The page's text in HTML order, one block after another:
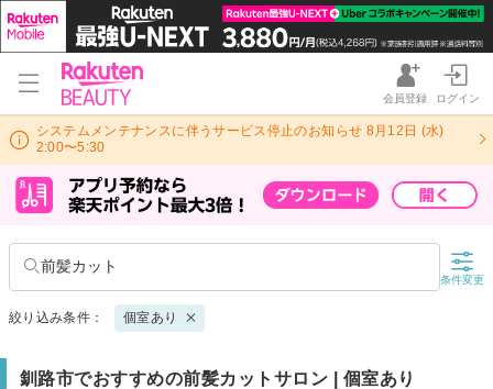
会員登録 ログイン
システムメンテナンスに伴うサービス停止のお知らせ 8月12日 (水)
2:00〜5:30
前髪カット
条件変更
絞り込み条件： 個室あり
釧路市でおすすめの前髪カットサロン | 個室あり